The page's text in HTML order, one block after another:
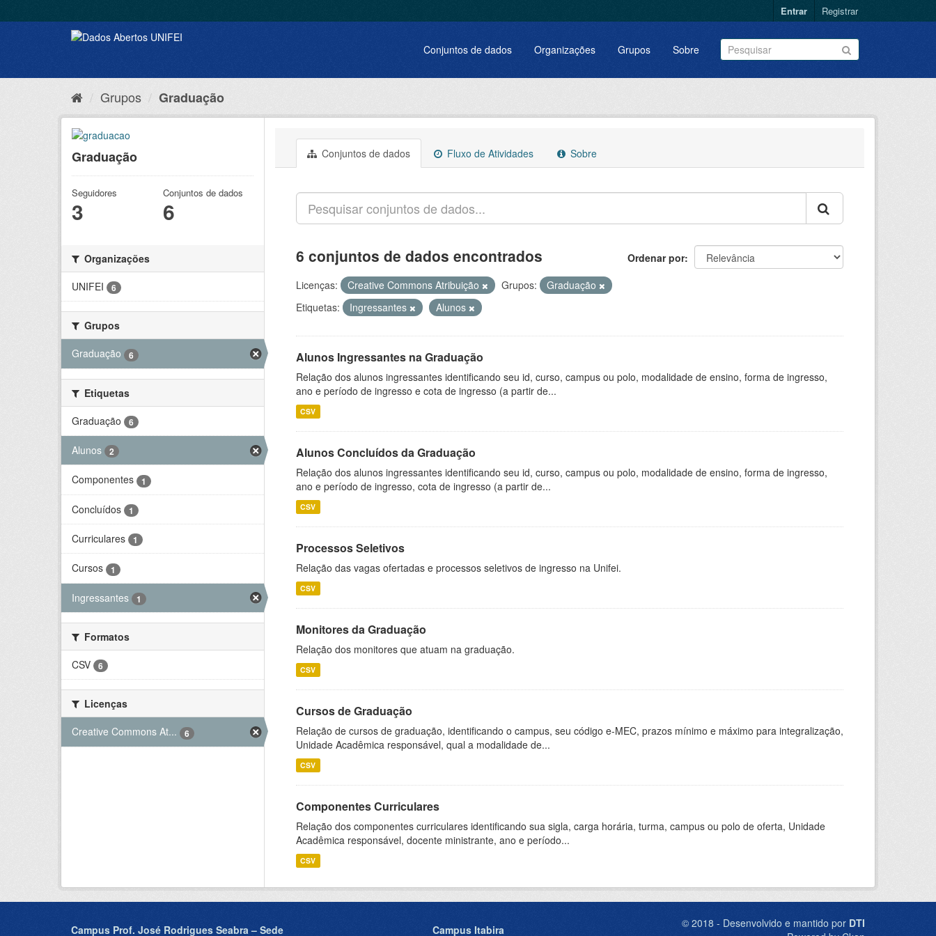
Entrar Registrar
Conjuntos de dados Organizações Grupos Sobre
Grupos Graduação
Graduação
Seguidores
3
Conjuntos de dados
6
Organizações
UNIFEI
6
Grupos
Graduação
6
Etiquetas
Graduação
6
Alunos 2
Componentes 1
Concluídos 1
Curriculares 1
Cursos 1
Ingressantes 1
Formatos
CSV
6
Licenças
Creative Commons At...
6
Conjuntos de dados Fluxo de Atividades Sobre
Ordenar por
6 conjuntos de dados encontrados
Licenças: Creative Commons Atribuição Grupos:
Graduação
Etiquetas:
Ingressantes Alunos
Alunos Ingressantes na Graduação
Relação dos alunos ingressantes identificando seu id, curso, campus ou polo, modalidade de ensino, forma de ingresso,
ano e período de ingresso e cota de ingresso (a partir de...
CSV
Alunos Concluídos da Graduação
Relação dos alunos ingressantes identificando seu id, curso, campus ou polo, modalidade de ensino, forma de ingresso,
ano e período de ingresso, cota de ingresso (a partir de...
CSV
Processos Seletivos
Relação das vagas ofertadas e processos seletivos de ingresso na Unifei.
CSV
Monitores da Graduação
Relação dos monitores que atuam na graduação.
CSV
Cursos de Graduação
Relação de cursos de graduação, identificando o campus, seu código e-MEC, prazos mínimo e máximo para integralização,
Unidade Acadêmica responsável, qual a modalidade de...
CSV
Componentes Curriculares
Relação dos componentes curriculares identificando sua sigla, carga horária, turma, campus ou polo de oferta, Unidade
Acadêmica responsável, docente ministrante, ano e período...
CSV
Campus Prof. José Rodrigues Seabra – Sede Campus Itabira © 2018 - Desenvolvido e mantido por DTI